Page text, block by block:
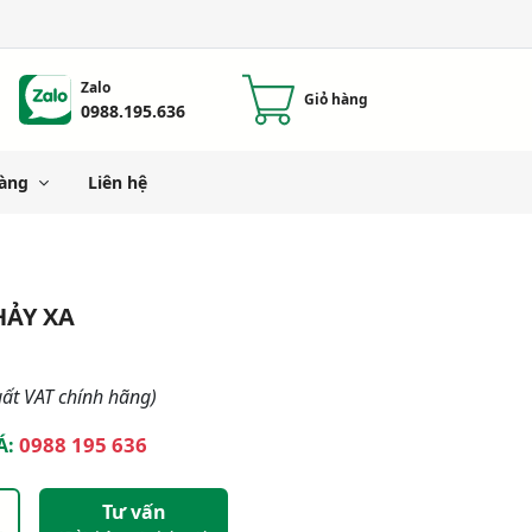
Zalo
0988.195.636 Giỏ hàng
Liên hệ
XA
VAT chính hãng)
0988 195 636
Tư vấn